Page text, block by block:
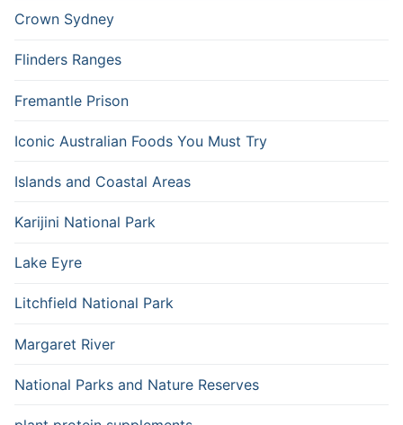
Crown Sydney
Flinders Ranges
Fremantle Prison
Iconic Australian Foods You Must Try
Islands and Coastal Areas
Karijini National Park
Lake Eyre
Litchfield National Park
Margaret River
National Parks and Nature Reserves